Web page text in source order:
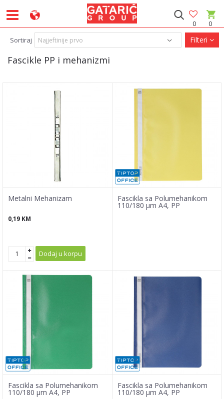
0
0
Fascikle PP i mehanizmi
Sortiraj Filteri
Metalni Mehanizam
0,19 KM
Dodaj u korpu
Fascikla sa Polumehanikom
110/180 µm A4, PP
Fascikla sa Polumehanikom
110/180 µm A4, PP
Fascikla sa Polumehanikom
110/180 µm A4, PP